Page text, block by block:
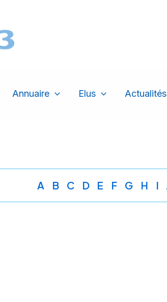
Annuaire Elus Actualités
A B C D E F G H I